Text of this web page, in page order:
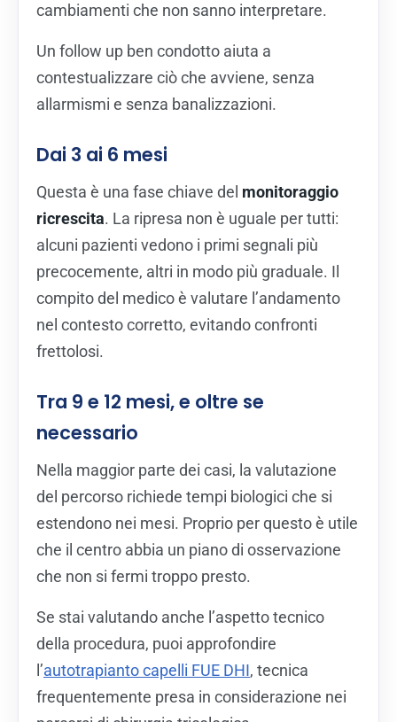
cambiamenti che non sanno interpretare.
Un follow up ben condotto aiuta a
contestualizzare ciò che avviene, senza
allarmismi e senza banalizzazioni.
Dai 3 ai 6 mesi
Questa è una fase chiave del monitoraggio
ricrescita. La ripresa non è uguale per tutti:
alcuni pazienti vedono i primi segnali più
precocemente, altri in modo più graduale. Il
compito del medico è valutare l’andamento
nel contesto corretto, evitando confronti
frettolosi.
Tra 9 e 12 mesi, e oltre se
necessario
Nella maggior parte dei casi, la valutazione
del percorso richiede tempi biologici che si
estendono nei mesi. Proprio per questo è utile
che il centro abbia un piano di osservazione
che non si fermi troppo presto.
Se stai valutando anche l’aspetto tecnico
della procedura, puoi approfondire
l’autotrapianto capelli FUE DHI, tecnica
frequentemente presa in considerazione nei